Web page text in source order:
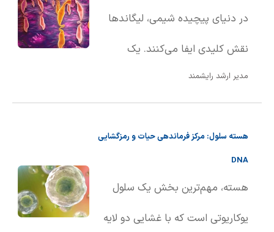
در دنیای پیچیده شیمی، لیگاندها
نقش کلیدی ایفا می‌کنند. یک
لیگاند، اتم، یون یا مولکولی است که
پیوند کووالانسی، به یک اتم یا یون
مدیر ارشد رایشمند
هسته سلول: مرکز فرماندهی حیات و رمزگشایی
DNA
هسته، مهم‌ترین بخش یک سلول
یوکاریوتی است که با غشایی دو لایه